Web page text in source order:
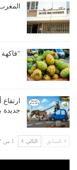
جديدة
السابق التالي 1 من 4,037